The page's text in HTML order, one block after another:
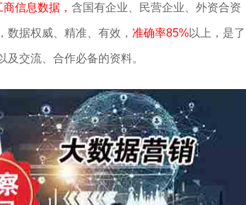
信息数据， 含国有企业、民营企业、外资合资
据权威、精准、有效， 准确率85%以上，是了
交流、合作必备的资料。